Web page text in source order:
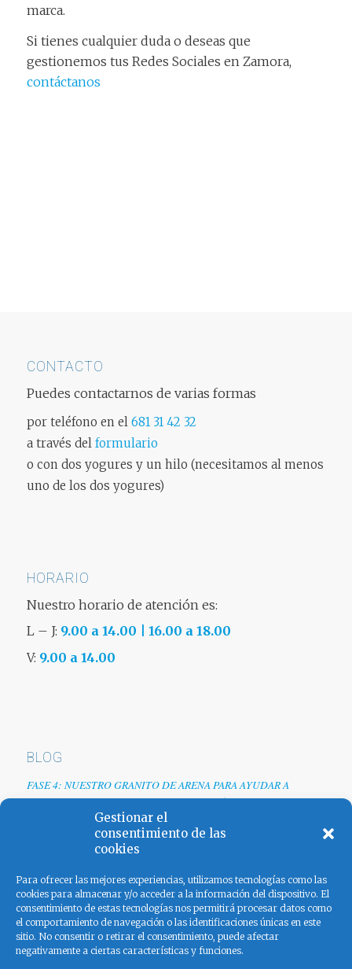
Gestionar el
consentimiento de las
cookies
Para ofrecer las mejores experiencias, utilizamos tecnologías como las
cookies para almacenar y/o acceder a la información del dispositivo. El
consentimiento de estas tecnologías nos permitirá procesar datos como
el comportamiento de navegación o las identificaciones únicas en este
sitio. No consentir o retirar el consentimiento, puede afectar
negativamente a ciertas características y funciones.
marca.
Si tienes cualquier duda o deseas que
gestionemos tus Redes Sociales en Zamora,
contáctanos
CONTACTO
Puedes contactarnos de varias formas
por teléfono en el 681 31 42 32
a través del formulario
o con dos yogures y un hilo (necesitamos al menos
uno de los dos yogures)
HORARIO
Nuestro horario de atención es:
L – J: 9.00 a 14.00 | 16.00 a 18.00
V: 9.00 a 14.00
BLOG
FASE 4: NUESTRO GRANITO DE ARENA PARA AYUDAR A
EMPRESAS TRAS LA CRISIS DEL COVID-19
Renovamos web
FACEBOOK